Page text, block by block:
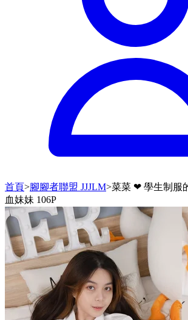
首頁>腳腳者聯盟 JJJLM>菜菜 ❤ 學生制服
血妹妹 106P